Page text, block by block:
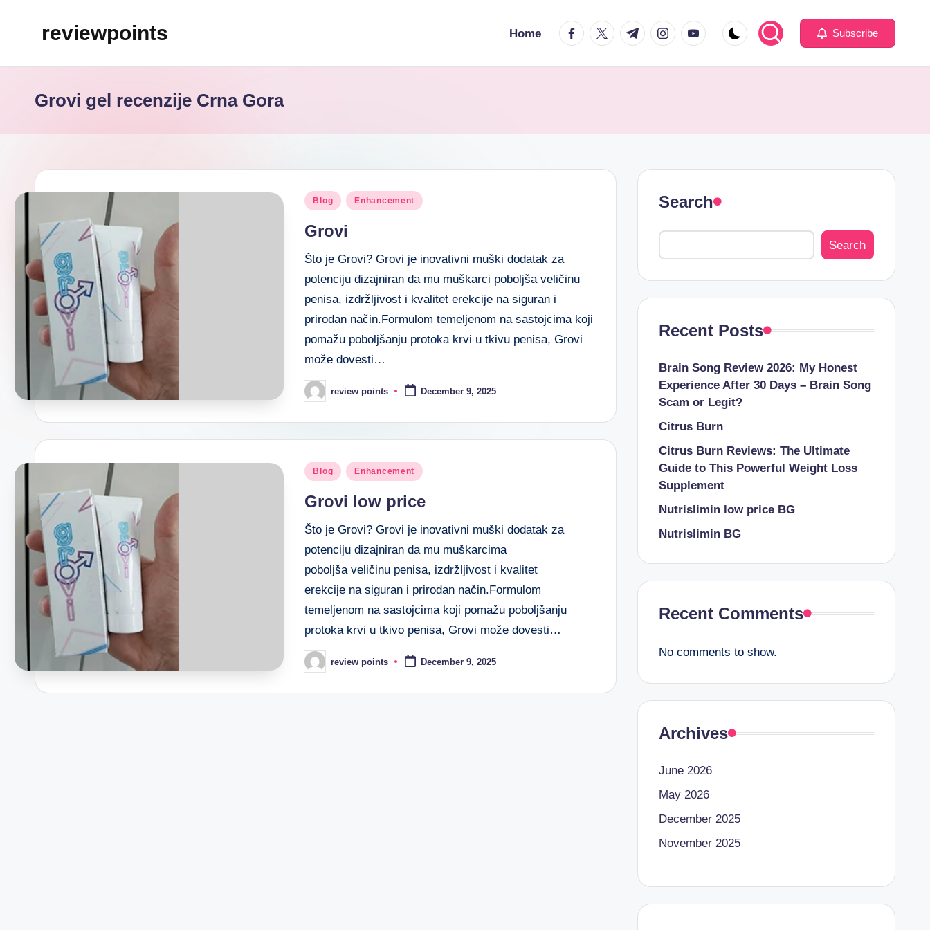
reviewpoints Home Subscribe
Grovi gel recenzije Crna Gora
Blog Enhancement
Grovi
Što je Grovi? Grovi je inovativni muški dodatak za
potenciju dizajniran da mu muškarci poboljša veličinu
penisa, izdržljivost i kvalitet erekcije na siguran i
prirodan način.Formulom temeljenom na sastojcima koji
pomažu poboljšanju protoka krvi u tkivu penisa, Grovi
može dovesti…
review points December 9, 2025
Blog Enhancement
Grovi low price
Što je Grovi? Grovi je inovativni muški dodatak za
potenciju dizajniran da mu muškarcima
poboljša veličinu penisa, izdržljivost i kvalitet
erekcije na siguran i prirodan način.Formulom
temeljenom na sastojcima koji pomažu poboljšanju
protoka krvi u tkivo penisa, Grovi može dovesti…
review points December 9, 2025
Search
Search
Recent Posts
Brain Song Review 2026: My Honest
Experience After 30 Days – Brain Song
Scam or Legit?
Citrus Burn
Citrus Burn Reviews: The Ultimate
Guide to This Powerful Weight Loss
Supplement
Nutrislimin low price BG
Nutrislimin BG
Recent Comments
No comments to show.
Archives
June 2026
May 2026
December 2025
November 2025